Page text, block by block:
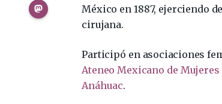
México en 1887, ejerciendo
cirujana.
Participó en asociaciones
Ateneo Mexicano de Mujeres
Anáhuac.